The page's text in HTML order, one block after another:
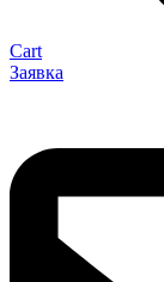
Cart
Заявка